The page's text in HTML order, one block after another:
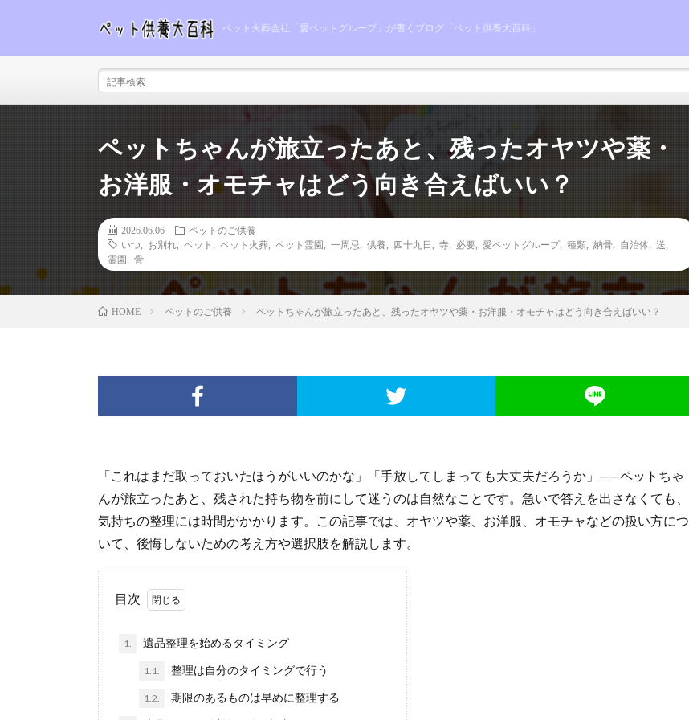
ペット火葬会社「愛ペットグループ」が書くブログ「ペット供養大百科」
ペットちゃんが旅立ったあと、残ったオヤツや薬・
お洋服・オモチャはどう向き合えばいい？
2026.06.06
ペットのご供養
いつ
お別れ ペット ペット火葬 ペット霊園 一周忌 供養 四十九日 寺 必要 愛ペットグループ, 種類 納骨 自治体 送
霊園
骨
HOME ペットのご供養 ペットちゃんが旅立ったあと、残ったオヤツや薬・お洋服・オモチャはどう向き合えばいい？
「これはまだ取っておいたほうがいいのかな」「手放してしまっても大丈夫だろうか」——ペットちゃ
んが旅立ったあと、残された持ち物を前にして迷うのは自然なことです。急いで答えを出さなくても、
気持ちの整理には時間がかかります。この記事では、オヤツや薬、お洋服、オモチャなどの扱い方につ
いて、後悔しないための考え方や選択肢を解説します。
目次
1. 遺品整理を始めるタイミング
1.1. 整理は自分のタイミングで行う
1.2. 期限のあるものは早めに整理する